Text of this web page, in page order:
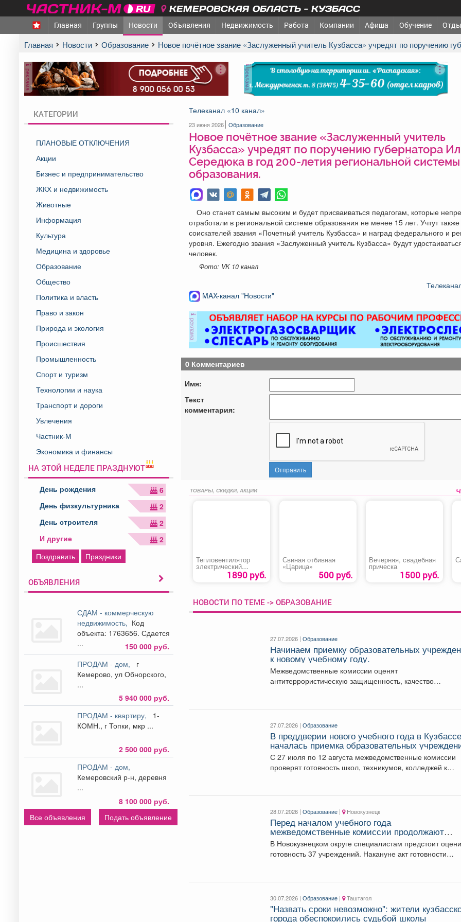
КЕМЕРОВСКАЯ ОБЛАСТЬ - КУЗБАСС
Главная Группы Новости Объявления Недвижимость Работа Компании Афиша Обучение
Главная Новости Образование Новое почётное звание «Заслуженный учитель Кузбасса» учредят по поручению
реклама реклама
КАТЕГОРИИ
ПЛАНОВЫЕ ОТКЛЮЧЕНИЯ
Акции
Бизнес и предпринимательство
ЖКХ и недвижимость
Животные
Информация
Культура
Медицина и здоровье
Образование
Общество
Политика и власть
Право и закон
Природа и экология
Происшествия
Промышленность
Спорт и туризм
Технологии и наука
Транспорт и дороги
Увлечения
Частник-М
Экономика и финансы
НА ЭТОЙ НЕДЕЛЕ ПРАЗДНУЮТ
День рождения
6
День физкультурника
2
День строителя
2
И другие
2
Поздравить
Праздники
ОБЪЯВЛЕНИЯ
СДАМ - коммерческую
недвижимость, Код
объекта: 1763656. Сдается
...
150 000 руб.
ПРОДАМ - дом,
г
Кемерово, ул Обнорского,
...
5 940 000 руб.
ПРОДАМ - квартиру,
1-
КОМН., г Топки, мкр ...
2 500 000 руб.
ПРОДАМ - дом,
Кемеровский р-н, деревня
...
8 100 000 руб.
Все объявления
Подать объявление
Телеканал «10 канал»
23 июня 2026 Образование
Новое почётное звание «Заслуженный учитель
Кузбасса» учредят по поручению губернатора
Середюка в год 200-летия региональной системы
образования.
Оно станет самым высоким и будет присваиваться педагогам, которые
отработали в региональной системе образования не менее 15 лет. Учтут
соискателей звания «Почетный учитель Кузбасса» и наград федерального и
уровня. Ежегодно звания «Заслуженный учитель Кузбасса» будут
человек.
Фото: VK 10 канал
MAX-канал "Новости"
реклама
0 Комментариев
Имя:
Текст
комментария:
Отправить
ТОВАРЫ, СКИДКИ, АКЦИИ
Тепловентилятор
электрический
керамический «FHC-
1890 руб.
Свиная отбивная
«Царица»
500 руб.
Вечерняя, свадебная
прическа
1500 руб.
НОВОСТИ ПО ТЕМЕ -> ОБРАЗОВАНИЕ
27.07.2026 |Образование
Начинаем приемку образовательных
к новому учебному году.
Межведомственные комиссии оценят
антитеррористическую защищенность, качество
27.07.2026 |Образование
В преддверии нового учебного года в Кузбассе
началась приемка образовательных
С 27 июля по 12 августа межведомственные комиссии
проверят готовность школ, техникумов, колледжей к
28.07.2026 |Образование | Новокузнецк
Перед началом учебного года
межведомственные комиссии продолжают
приемку образовательных организаций.
В Новокузнецком округе специалистам предстоит
готовность 37 учреждений. Накануне акт готовности
30.07.2026 |Образование | Таштагол
"Назвать сроки невозможно": жители
города обеспокоились судьбой школы